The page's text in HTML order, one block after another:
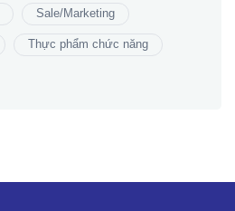
Sale/Marketing
Thực phẩm chức năng